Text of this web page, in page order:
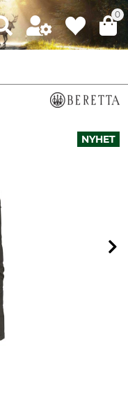
0
NYHET